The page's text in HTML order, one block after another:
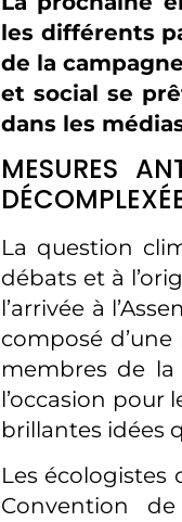
les différents
de la
et social se
dans les
MESURES
La question
débats et à
l’arrivée à
composé
membres de
l’occasion pour
brillantes idées
Les écologistes
Convention